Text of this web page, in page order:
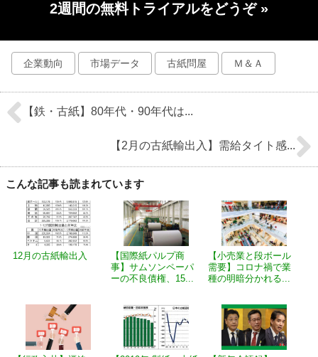
2週間の無料トライアルをどうぞ »
企業動向 市場データ 古紙問屋 Ｍ＆Ａ
【鉄・古紙】80年代・90年代は...
【2月の古紙輸出入】需給タイト感...
こんな記事も読まれています
12月の古紙輸出入
【国際紙パルプ商
事】サムソンペーパ
ーの不良債権、15...
【小売業と段ボール
需要】コロナ禍で業
種の明暗分かれる...